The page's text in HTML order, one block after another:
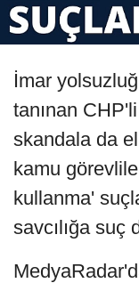
İmar
tanınan
skandala da
kamu
kullanma'
savcılığa suç